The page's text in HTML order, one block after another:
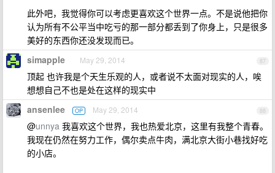
此外吧，我觉得你可以考虑更喜欢这个世界一点。不是说他把你
认为所有不公平当中吃亏的那一部分都丢到了你身上，只是很多
美好的东西你还没发现而已。
87
simapple May 29, 2014
顶起 也许我是个天生乐观的人，或者说不太面对现实的人，唉
想想自己不也是处在这样的现实中
88
ansenlee OP May 29, 2014
@unnya 我喜欢这个世界，我也热爱北京，这里有我整个青春。
我现在仍然在努力工作，偶尔卖点牛肉，满北京大街小巷找好吃
的小店。